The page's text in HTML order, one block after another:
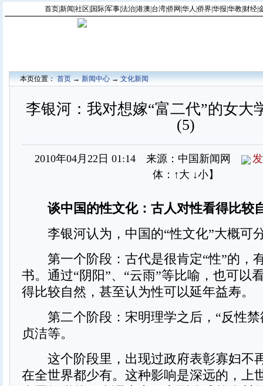
首页|新闻 社区 国际|军事|法治|港澳 台湾|侨网 华人 侨界|华报 华教| 财经|
本页位置：首页→新闻中心→文化新闻
李银河：我对想嫁“富二代”的女大
(5)
2010年04月22日 01:14 来源：中国新闻网
体： ↑大 ↓小】
谈中国的性文化：古人对性看得比较
李银河认为，中国的“性文化”大概可
第一个阶段：古代是很肯定“性”的，
书。通过“阴阳”、“云雨”等比喻，也可以
得比较自然，甚至认为性可以延年益寿。
第二个阶段：宋明理学之后，“反性禁
贞洁等。
这个阶段里，出现过政府表彰寡妇不
在全世界都少有。这种影响是深远的，上